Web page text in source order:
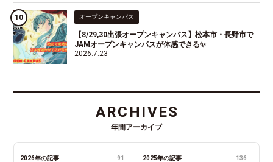
オープンキャンパス
【8/29,30出張オープンキャンパス】松本市・長野市で
JAMオープンキャンパスが体感できる✨
2026.7.23
ARCHIVES
年間アーカイブ
2026年の記事 91 2025年の記事 136